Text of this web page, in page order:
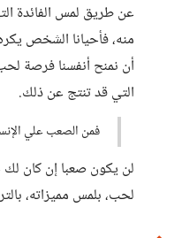
عن طريق لمس الفائدة
منه، فأحيانا الشخص
أن نمنح أنفسنا فرصة
التي قد تنتج عن ذلك.
فمن الصعب علي
لن يكون صعبا إن كان
لحب، بلمس مميزاته،